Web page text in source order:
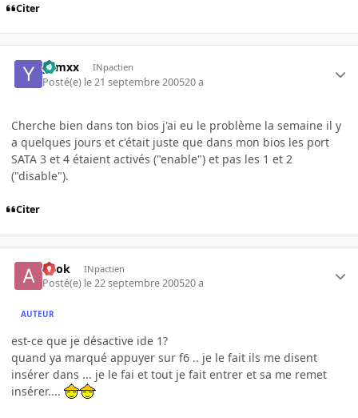
Citer
yamxx INpactien
Posté(e) le 21 septembre 200520 a
Cherche bien dans ton bios j'ai eu le problème la semaine il y
a quelques jours et c'était juste que dans mon bios les port
SATA 3 et 4 étaient activés ("enable") et pas les 1 et 2
("disable").
Citer
apok INpactien
Posté(e) le 22 septembre 200520 a
AUTEUR
est-ce que je désactive ide 1?
quand ya marqué appuyer sur f6 .. je le fait ils me disent
insérer dans ... je le fai et tout je fait entrer et sa me remet
insérer....